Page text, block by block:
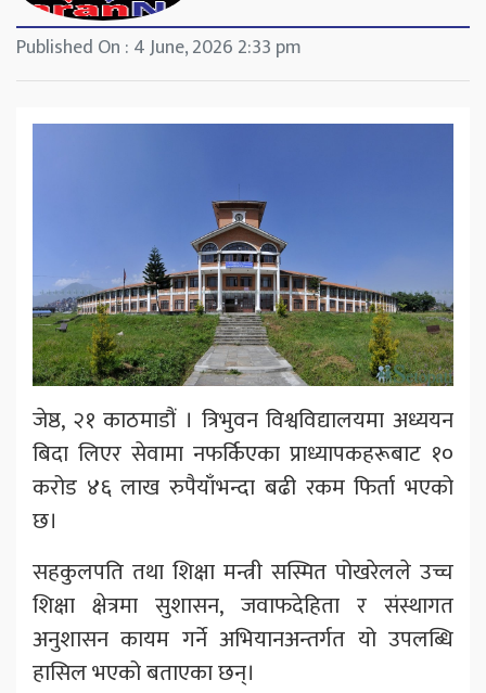
Published On : 4 June, 2026 2:33 pm
जेष्ठ, २१ काठमाडौं । त्रिभुवन विश्वविद्यालयमा अध्ययन
बिदा लिएर सेवामा नफर्किएका प्राध्यापकहरूबाट १०
करोड ४६ लाख रुपैयाँभन्दा बढी रकम फिर्ता भएको
छ।
सहकुलपति तथा शिक्षा मन्त्री सस्मित पोखरेलले उच्च
शिक्षा क्षेत्रमा सुशासन, जवाफदेहिता र संस्थागत
अनुशासन कायम गर्ने अभियानअन्तर्गत यो उपलब्धि
हासिल भएको बताएका छन्।